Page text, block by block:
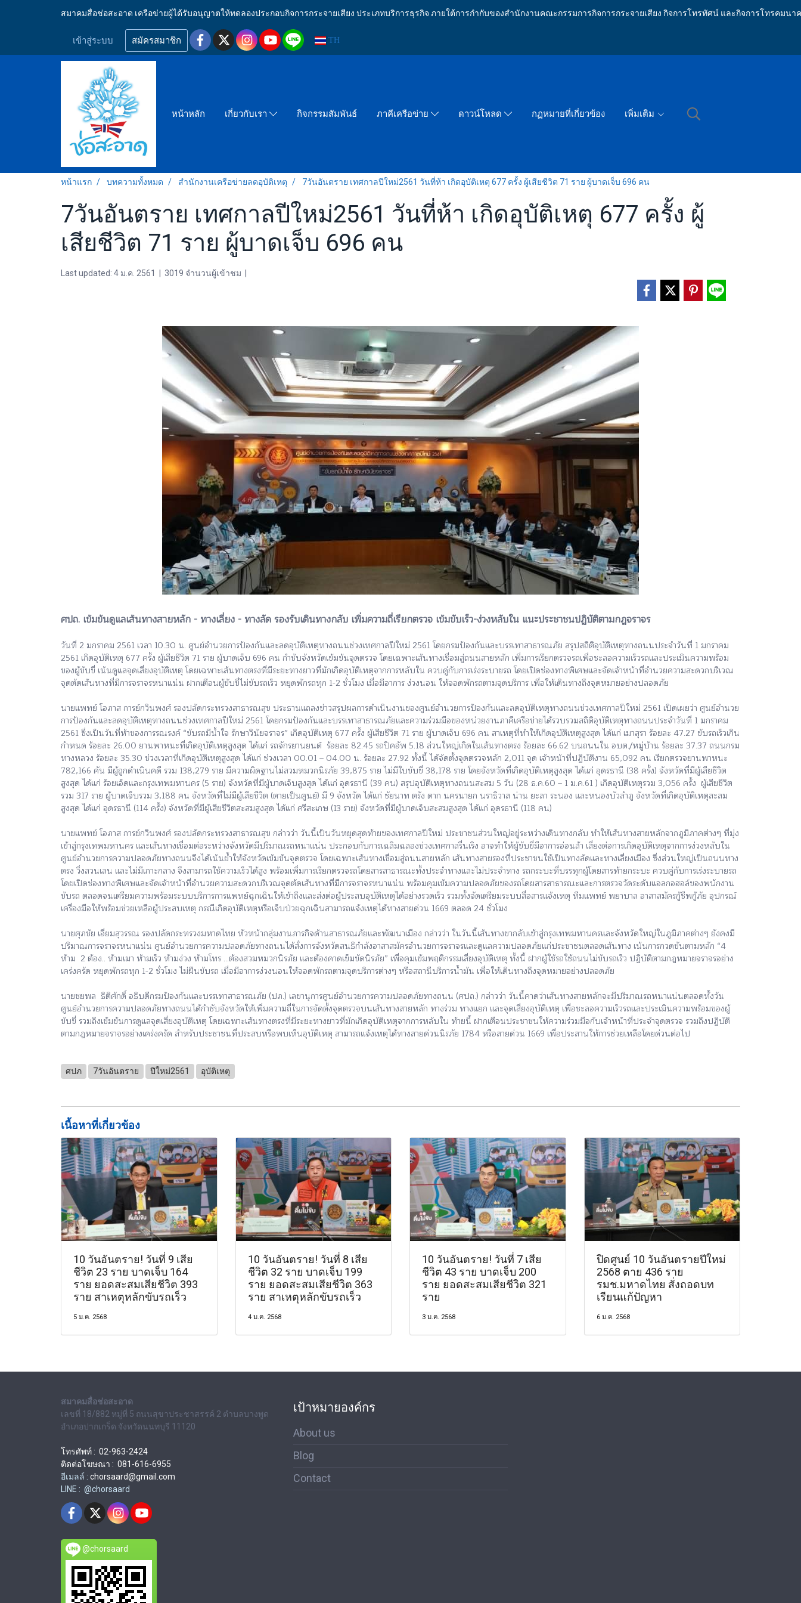
สมาคมสื่อช่อสะอาด เครือข่ายผู้ได้รับอนุญาตให้ทดลองประกอบกิจการกระจายเสียง ประเภทบริการธุรกิจ ภายใต้การกำกับของสำนักงานคณะกรรมการกิจการกระจายเสียง กิจการโทรทัศน์ และกิจการโทรคมนา
เข้าสู่ระบบ สมัครสมาชิก TH
หน้าหลัก เกี่ยวกับเรา กิจกรรมสัมพันธ์ ภาคีเครือข่าย ดาวน์โหลด กฏหมายที่เกี่ยวข้อง เพิ่มเติม
หน้าแรก บทความทั้งหมด สำนักงานเครือข่ายลดอุบัติเหตุ 7วันอันตราย เทศกาลปีใหม่2561 วันที่ห้า เกิดอุบัติเหตุ 677 ครั้ง ผู้เสียชีวิต 71 ราย ผู้บาดเจ็บ 696 คน
7วันอันตราย เทศกาลปีใหม่2561 วันที่ห้า เกิดอุบัติเหตุ 677 ครั้ง ผู้
เสียชีวิต 71 ราย ผู้บาดเจ็บ 696 คน
Last updated: 4 ม.ค. 2561 3019 จำนวนผู้เข้าชม
ศปถ. เข้มข้นดูแลเส้นทางสายหลัก - ทางเลี่ยง - ทางลัด รองรับเดินทางกลับ เพิ่มความถี่เรียกตรวจ เข้มขับเร็ว-ง่วงหลับใน แนะประชาชนปฏิบัติตามกฎจราจร
วันที่ 2 มกราคม 2561 เวลา 10.30 น. ศูนย์อำนวยการป้องกันและลดอุบัติเหตุทางถนนช่วงเทศกาลปีใหม่ 2561 โดยกรมป้องกันและบรรเทาสาธารณภัย สรุปสถิติอุบัติเหตุทางถนนประจำวันที่ 1 มกราคม
2561 เกิดอุบัติเหตุ 677 ครั้ง ผู้เสียชีวิต 71 ราย ผู้บาดเจ็บ 696 คน กำชับจังหวัดเข้มข้นจุดตรวจ โดยเฉพาะเส้นทางเชื่อมสู่ถนนสายหลัก เพิ่มการเรียกตรวจรถเพื่อชะลอความเร็วรถและประเมินความพร้อม
ของผู้ขับขี่ เน้นดูแลจุดเสี่ยงอุบัติเหตุ โดยเฉพาะเส้นทางตรงที่มีระยะทางยาวที่มักเกิดอุบัติเหตุจากการหลับใน ควบคู่กับการเร่งระบายรถ โดยเปิดช่องทางพิเศษและจัดเจ้าหน้าที่อำนวยความสะดวกบริเวณ
จุดตัดเส้นทางที่มีการจราจรหนาแน่น ฝากเตือนผู้ขับขี่ไม่ขับรถเร็ว หยุดพักรถทุก 1-2 ชั่วโมง เมื่อมีอาการ ง่วงนอน ให้จอดพักรถตามจุดบริการ เพื่อให้เดินทางถึงจุดหมายอย่างปลอดภัย
นายแพทย์ โอภาส การย์กวินพงศ์ รองปลัดกระทรวงสาธารณสุข ประธานแถลงข่าวสรุปผลการดำเนินงานของศูนย์อำนวยการป้องกันและลดอุบัติเหตุทางถนนช่วงเทศกาลปีใหม่ 2561 เปิดเผยว่า ศูนย์อำนวย
การป้องกันและลดอุบัติเหตุทางถนนช่วงเทศกาลปีใหม่ 2561 โดยกรมป้องกันและบรรเทาสาธารณภัยและความร่วมมือของหน่วยงานภาคีเครือข่ายได้รวบรวมสถิติอุบัติเหตุทางถนนประจำวันที่ 1 มกราคม
2561 ซึ่งเป็นวันที่ห้าของการรณรงค์ “ขับรถมีน้ำใจ รักษาวินัยจราจร” เกิดอุบัติเหตุ 677 ครั้ง ผู้เสียชีวิต 71 ราย ผู้บาดเจ็บ 696 คน สาเหตุที่ทำให้เกิดอุบัติเหตุสูงสุด ได้แก่ เมาสุรา ร้อยละ 47.27 ขับรถเร็วเกิน
กำหนด ร้อยละ 26.00 ยานพาหนะที่เกิดอุบัติเหตุสูงสุด ได้แก่ รถจักรยานยนต์ ร้อยละ 82.45 รถปิคอัพ 5.18 ส่วนใหญ่เกิดในเส้นทางตรง ร้อยละ 66.62 บนถนนใน อบต./หมู่บ้าน ร้อยละ 37.37 ถนนกรม
ทางหลวง ร้อยละ 35.30 ช่วงเวลาที่เกิดอุบัติเหตุสูงสุด ได้แก่ ช่วงเวลา 00.01 – 04.00 น. ร้อยละ 27.92 ทั้งนี้ ได้จัดตั้งจุดตรวจหลัก 2,011 จุด เจ้าหน้าที่ปฏิบัติงาน 65,092 คน เรียกตรวจยานพาหนะ
782,166 คัน มีผู้ถูกดำเนินคดี รวม 138,279 ราย มีความผิดฐานไม่สวมหมวกนิรภัย 39,875 ราย ไม่มีใบขับขี่ 38,178 ราย โดยจังหวัดที่เกิดอุบัติเหตุสูงสุด ได้แก่ อุดรธานี (38 ครั้ง) จังหวัดที่มีผู้เสียชีวิต
สูงสุด ได้แก่ ร้อยเอ็ดและกรุงเทพมหานคร (5 ราย) จังหวัดที่มีผู้บาดเจ็บสูงสุด ได้แก่ อุดรธานี (39 คน) สรุปอุบัติเหตุทางถนนสะสม 5 วัน (28 ธ.ค.60 – 1 ม.ค.61 ) เกิดอุบัติเหตุรวม 3,056 ครั้ง ผู้เสียชีวิต
รวม 317 ราย ผู้บาดเจ็บรวม 3,188 คน จังหวัดที่ไม่มีผู้เสียชีวิต (ตายเป็นศูนย์) มี 9 จังหวัด ได้แก่ ชัยนาท ตรัง ตาก นครนายก นราธิวาส น่าน ยะลา ระนอง และหนองบัวลำภู จังหวัดที่เกิดอุบัติเหตุสะสม
สูงสุด ได้แก่ อุดรธานี (114 ครั้ง) จังหวัดที่มีผู้เสียชีวิตสะสมสูงสุด ได้แก่ ศรีสะเกษ (13 ราย) จังหวัดที่มีผู้บาดเจ็บสะสมสูงสุด ได้แก่ อุดรธานี (118 คน)
นายแพทย์ โอภาส การย์กวินพงศ์ รองปลัดกระทรวงสาธารณสุข กล่าวว่า วันนี้เป็นวันหยุดสุดท้ายของเทศกาลปีใหม่ ประชาชนส่วนใหญ่อยู่ระหว่างเดินทางกลับ ทำให้เส้นทางสายหลักจากภูมิภาคต่างๆ ที่มุ่ง
เข้าสู่กรุงเทพมหานคร และเส้นทางเชื่อมต่อระหว่างจังหวัดมีปริมาณรถหนาแน่น ประกอบกับการเฉลิมฉลองช่วงเทศกาลรื่นเริง อาจทำให้ผู้ขับขี่มีอาการอ่อนล้า เสี่ยงต่อการเกิดอุบัติเหตุจากการง่วงหลับใน
ศูนย์อำนวยการความปลอดภัยทางถนนจึงได้เน้นย้ำให้จังหวัดเข้มข้นจุดตรวจ โดยเฉพาะเส้นทางเชื่อมสู่ถนนสายหลัก เส้นทางสายรองที่ประชาชนใช้เป็นทางลัดและทางเลี่ยงเมือง ซึ่งส่วนใหญ่เป็นถนนทาง
ตรง วิ่งสวนเลน และไม่มีเกาะกลาง จึงสามารถใช้ความเร็วได้สูง พร้อมเพิ่มการเรียกตรวจรถโดยสารสาธารณะทั้งประจำทางและไม่ประจำทาง รถกระบะที่บรรทุกผู้โดยสารท้ายกระบะ ควบคู่กับการเร่งระบายรถ
โดยเปิดช่องทางพิเศษและจัดเจ้าหน้าที่อำนวยความสะดวกบริเวณจุดตัดเส้นทางที่มีการจราจรหนาแน่น พร้อมคุมเข้มความปลอดภัยของรถโดยสารสาธารณะและการตรวจวัดระดับแอลกอฮอล์ของพนักงาน
ขับรถ ตลอดจนเตรียมความพร้อมระบบบริการการแพทย์ฉุกเฉินให้เข้าถึงและส่งต่อผู้ประสบอุบัติเหตุได้อย่างรวดเร็ว รวมทั้งจัดเตรียมระบบสื่อสารแจ้งเหตุ ทีมแพทย์ พยาบาล อาสาสมัครกู้ชีพกู้ภัย อุปกรณ์
เครื่องมือให้พร้อมช่วยเหลือผู้ประสบเหตุ กรณีเกิดอุบัติเหตุหรือเจ็บป่วยฉุกเฉินสามารถแจ้งเหตุได้ทางสายด่วน 1669 ตลอด 24 ชั่วโมง
นายศุภชัย เอี่ยมสุวรรณ รองปลัดกระทรวงมหาดไทย หัวหน้ากลุ่มงานภารกิจด้านสาธารณภัยและพัฒนาเมือง กล่าวว่า ในวันนี้เส้นทางขากลับเข้าสู่กรุงเทพมหานครและจังหวัดใหญ่ในภูมิภาคต่างๆ ยังคงมี
ปริมาณการจราจรหนาแน่น ศูนย์อำนวยการความปลอดภัยทางถนนได้สั่งการจังหวัดสนธิกำลังอาสาสมัครอำนวยการจราจรและดูแลความปลอดภัยแก่ประชาชนตลอดเส้นทาง เน้นการกวดขันตามหลัก “4
ห้าม 2 ต้อง.. ห้ามเมา ห้ามเร็ว ห้ามง่วง ห้ามโทร ...ต้องสวมหมวกนิรภัย และต้องคาดเข็มขัดนิรภัย” เพื่อคุมเข้มพฤติกรรมเสี่ยงอุบัติเหตุ ทั้งนี้ ฝากผู้ใช้รถใช้ถนนไม่ขับรถเร็ว ปฏิบัติตามกฎหมายจราจรอย่าง
เคร่งครัด หยุดพักรถทุก 1-2 ชั่วโมง ไม่ฝืนขับรถ เมื่อมีอาการง่วงนอนให้จอดพักรถตามจุดบริการต่างๆ หรือสถานีบริการน้ำมัน เพื่อให้เดินทางถึงจุดหมายอย่างปลอดภัย
นายชยพล ธิติศักดิ์ อธิบดีกรมป้องกันและบรรเทาสาธารณภัย (ปภ.) เลขานุการศูนย์อำนวยการความปลอดภัยทางถนน (ศปถ.) กล่าวว่า วันนี้คาดว่าเส้นทางสายหลักจะมีปริมาณรถหนาแน่นตลอดทั้งวัน
ศูนย์อำนวยการความปลอดภัยทางถนนได้กำชับจังหวัดให้เพิ่มความถี่ในการจัดตั้งจุดตรวจบนเส้นทางสายหลัก ทางร่วม ทางแยก และจุดเสี่ยงอุบัติเหตุ เพื่อชะลอความเร็วรถและประเมินความพร้อมของผู้
ขับขี่ รวมถึงเข้มข้นการดูแลจุดเสี่ยงอุบัติเหตุ โดยเฉพาะเส้นทางตรงที่มีระยะทางยาวที่มักเกิดอุบัติเหตุจากการหลับใน ท้ายนี้ ฝากเตือนประชาชนให้ความร่วมมือกับเจ้าหน้าที่ประจำจุดตรวจ รวมถึงปฏิบัติ
ตามกฎหมายจราจรอย่างเคร่งครัด สำหรับประชาชนที่ประสบหรือพบเห็นอุบัติเหตุ สามารถแจ้งเหตุได้ทางสายด่วนนิรภัย 1784 หรือสายด่วน 1669 เพื่อประสานให้การช่วยเหลือโดยด่วนต่อไป
ศปภ 7วันอันตราย ปีใหม่2561 อุบัติเหตุ
เนื้อหาที่เกี่ยวข้อง
10 วันอันตราย! วันที่ 9 เสีย
ชีวิต 23 ราย บาดเจ็บ 164
ราย ยอดสะสมเสียชีวิต 393
ราย สาเหตุหลักขับรถเร็ว
5 ม.ค. 2568
10 วันอันตราย! วันที่ 8 เสีย
ชีวิต 32 ราย บาดเจ็บ 199
ราย ยอดสะสมเสียชีวิต 363
ราย สาเหตุหลักขับรถเร็ว
4 ม.ค. 2568
10 วันอันตราย! วันที่ 7 เสีย
ชีวิต 43 ราย บาดเจ็บ 200
ราย ยอดสะสมเสียชีวิต 321
ราย
3 ม.ค. 2568
ปิดศูนย์ 10 วันอันตรายปีใหม่
2568 ตาย 436 ราย
รมช.มหาดไทย สั่งถอดบท
เรียนแก้ปัญหา
6 ม.ค. 2568
สมาคมสื่อช่อสะอาด
เลขที่ 18/882 หมู่ที่ 5 ถนนสุขาประชาสรรค์ 2 ตำบลบางพูด
อำเภอปากเกร็ด จังหวัดนนทบุรี 11120
โทรศัพท์ : 02-963-2424
ติดต่อโฆษณา : 081-616-6955
อีเมลล์ : chorsaard@gmail.com
LINE : @chorsaard
@chorsaard
เป้าหมายองค์กร
About us
Blog
Contact